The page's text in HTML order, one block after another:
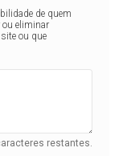
de quem
ou eliminar
ou que
restantes.